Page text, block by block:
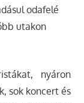
odafelé
utakon
nyáron
sok koncert és